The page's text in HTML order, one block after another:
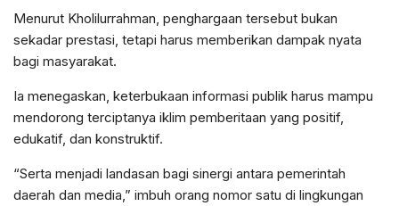
Menurut Kholilurrahman, penghargaan tersebut bukan
sekadar prestasi, tetapi harus memberikan dampak nyata
bagi masyarakat.
Ia menegaskan, keterbukaan informasi publik harus mampu
mendorong terciptanya iklim pemberitaan yang positif,
edukatif, dan konstruktif.
“Serta menjadi landasan bagi sinergi antara pemerintah
daerah dan media,” imbuh orang nomor satu di lingkungan